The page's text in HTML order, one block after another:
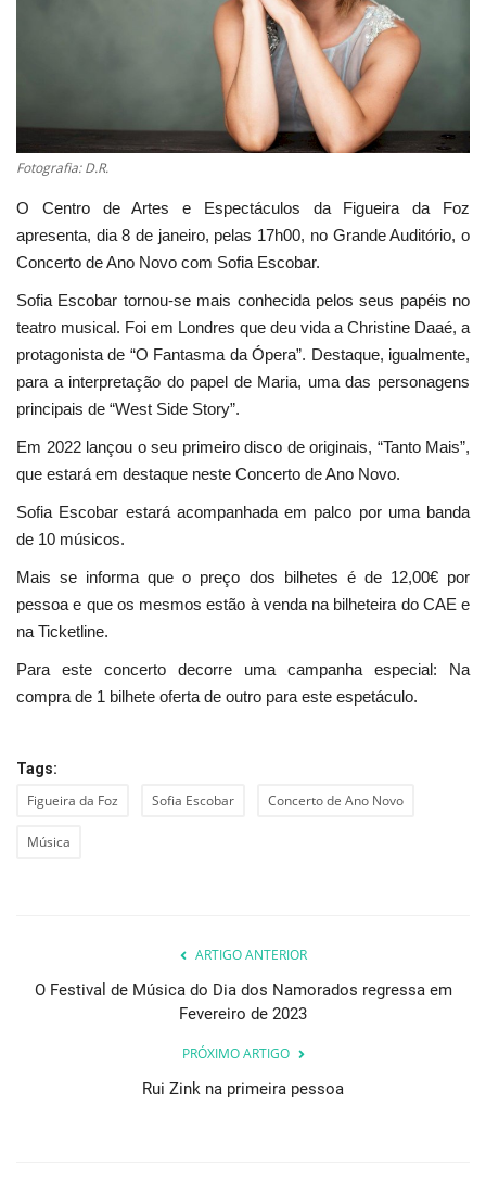
Ficha técnica
Cultura
Lazer
Ambiente
Fotografia: D.R.
O Centro de Artes e Espectáculos da Figueira da Foz
apresenta, dia 8 de janeiro, pelas 17h00, no Grande Auditório, o
Concerto de Ano Novo com Sofia Escobar.
Sofia Escobar tornou-se mais conhecida pelos seus papéis no
teatro musical. Foi em Londres que deu vida a Christine Daaé, a
protagonista de “O Fantasma da Ópera”. Destaque, igualmente,
para a interpretação do papel de Maria, uma das personagens
principais de “West Side Story”.
Em 2022 lançou o seu primeiro disco de originais, “Tanto Mais”,
que estará em destaque neste Concerto de Ano Novo.
Sofia Escobar estará acompanhada em palco por uma banda
de 10 músicos.
Mais se informa que o preço dos bilhetes é de 12,00€ por
pessoa e que os mesmos estão à venda na bilheteira do CAE e
na Ticketline.
Para este concerto decorre uma campanha especial: Na
compra de 1 bilhete oferta de outro para este espetáculo.
Tags:
Figueira da Foz Sofia Escobar Concerto de Ano Novo
Música
ARTIGO ANTERIOR
O Festival de Música do Dia dos Namorados regressa em
Fevereiro de 2023
PRÓXIMO ARTIGO
Rui Zink na primeira pessoa